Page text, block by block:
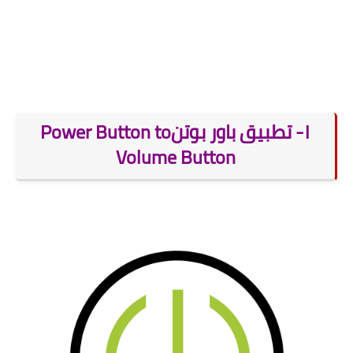
١- تطبيق باور بوتن Power Button to
Volume Button